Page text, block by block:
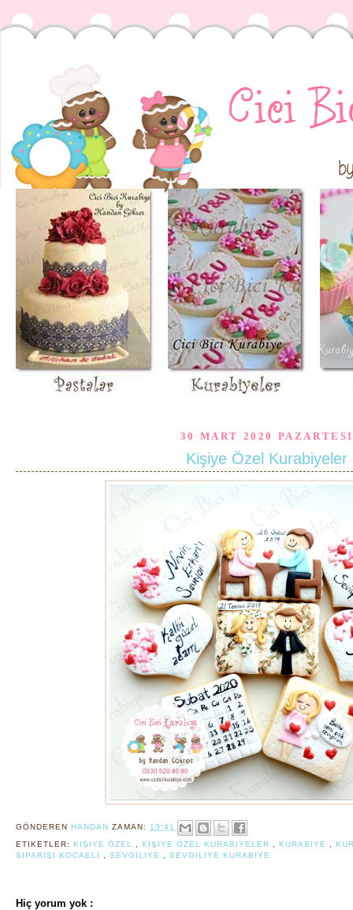
30 MART 2020
Kişiye Özel Kurabiyeler
GÖNDEREN HANDAN ZAMAN: 13:41
ETIKETLER: KIŞIYE ÖZEL KIŞIYE ÖZEL KURABIYELER KURABIYE
SIPARIŞI KOCAELI
SEVGILIYE SEVGILIYE KURABIYE
Hiç yorum yok :